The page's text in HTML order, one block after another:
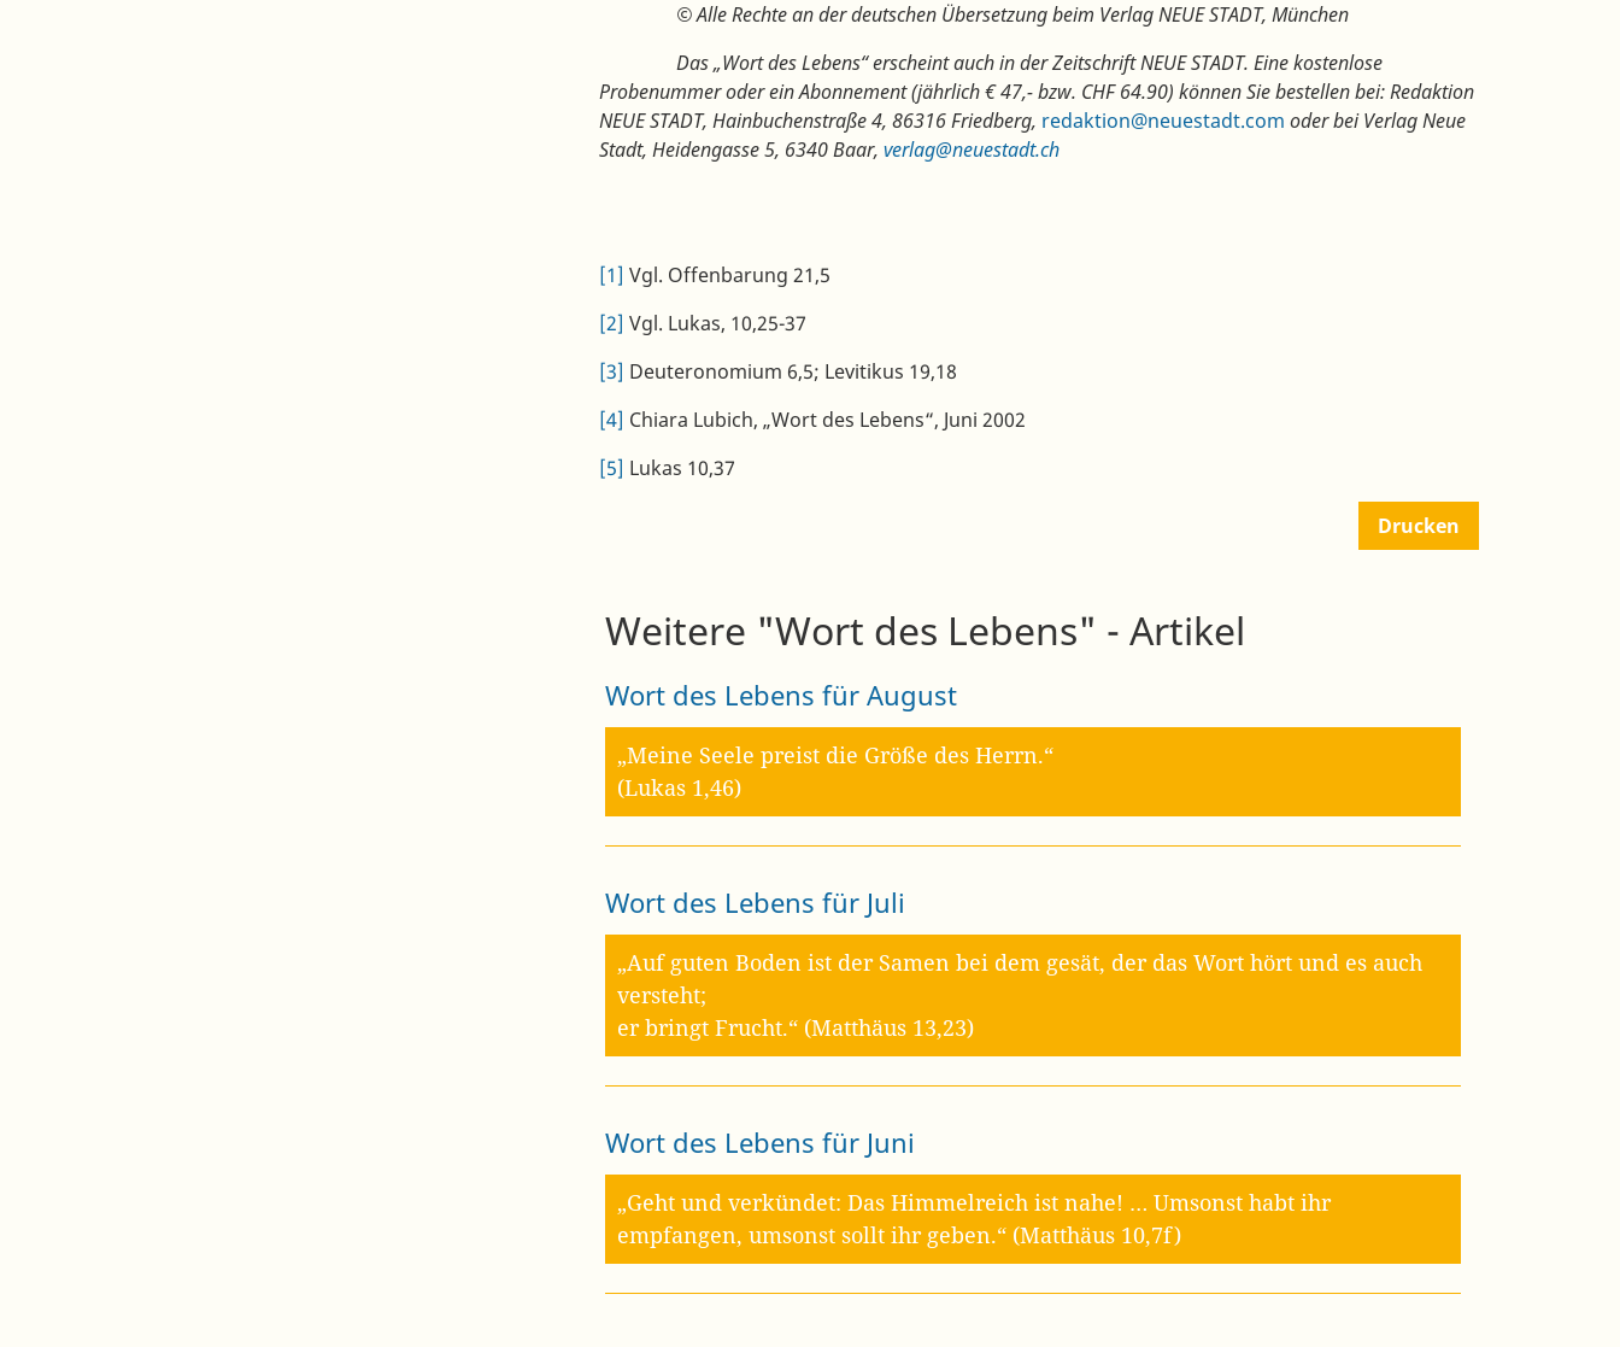
© Alle Rechte an der deutschen Übersetzung beim Verlag NEUE STADT, München
Das „Wort des Lebens“ erscheint auch in der Zeitschrift NEUE STADT. Eine kostenlose
Probenummer oder ein Abonnement (jährlich € 47,- bzw. CHF 64.90) können Sie bestellen bei: Redaktion
NEUE STADT, Hainbuchenstraße 4, 86316 Friedberg, redaktion@neuestadt.com oder bei Verlag Neue
Stadt, Heidengasse 5, 6340 Baar, verlag@neuestadt.ch
[1] Vgl. Offenbarung 21,5
[2] Vgl. Lukas, 10,25-37
[3] Deuteronomium 6,5; Levitikus 19,18
[4] Chiara Lubich, „Wort des Lebens“, Juni 2002
[5] Lukas 10,37
Drucken
Weitere "Wort des Lebens" - Artikel
Wort des Lebens für August
„Meine Seele preist die Größe des Herrn.“
(Lukas 1,46)
Wort des Lebens für Juli
„Auf guten Boden ist der Samen bei dem gesät, der das Wort hört und es auch
versteht;
er bringt Frucht.“ (Matthäus 13,23)
Wort des Lebens für Juni
„Geht und verkündet: Das Himmelreich ist nahe! … Umsonst habt ihr
empfangen, umsonst sollt ihr geben.“ (Matthäus 10,7f)